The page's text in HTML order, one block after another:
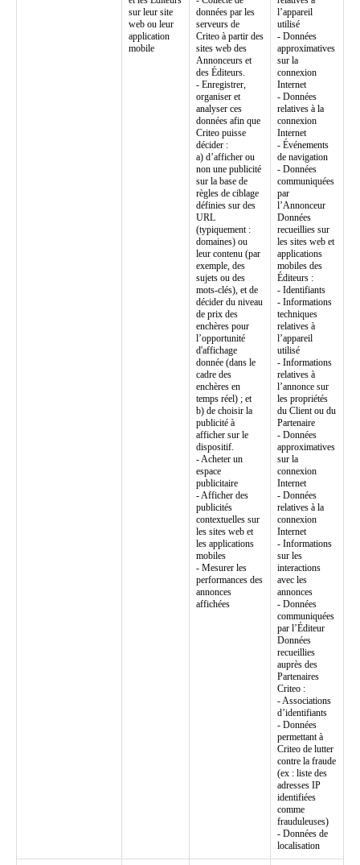
sur leur site
web ou leur
application
mobile
données par les
serveurs de
Criteo à partir des
sites web des
Annonceurs et
des Éditeurs.
- Enregistrer,
organiser et
analyser ces
données afin que
Criteo puisse
décider :
a) d’afficher ou
non une publicité
sur la base de
règles de ciblage
définies sur des
URL
(typiquement :
domaines) ou
leur contenu (par
exemple, des
sujets ou des
mots-clés), et de
décider du niveau
de prix des
enchères pour
l’opportunité
d'affichage
donnée (dans le
cadre des
enchères en
temps réel) ; et
b) de choisir la
publicité à
afficher sur le
dispositif.
- Acheter un
espace
publicitaire
- Afficher des
publicités
contextuelles sur
les sites web et
les applications
mobiles
- Mesurer les
performances des
annonces
affichées
l’appareil
utilisé
- Données
approximatives
sur la
connexion
Internet
- Données
relatives à la
connexion
Internet
- Événements
de navigation
- Données
communiquées
par
l’Annonceur
Données
recueillies sur
les sites web et
applications
mobiles des
Éditeurs :
- Identifiants
- Informations
techniques
relatives à
l’appareil
utilisé
- Informations
relatives à
l’annonce sur
les propriétés
du Client ou du
Partenaire
- Données
approximatives
sur la
connexion
Internet
- Données
relatives à la
connexion
Internet
- Informations
sur les
interactions
avec les
annonces
- Données
communiquées
par l’Éditeur
Données
recueillies
auprès des
Partenaires
Criteo :
- Associations
d’identifiants
- Données
permettant à
Criteo de lutter
contre la fraude
(ex : liste des
adresses IP
identifiées
comme
frauduleuses)
- Données de
localisation